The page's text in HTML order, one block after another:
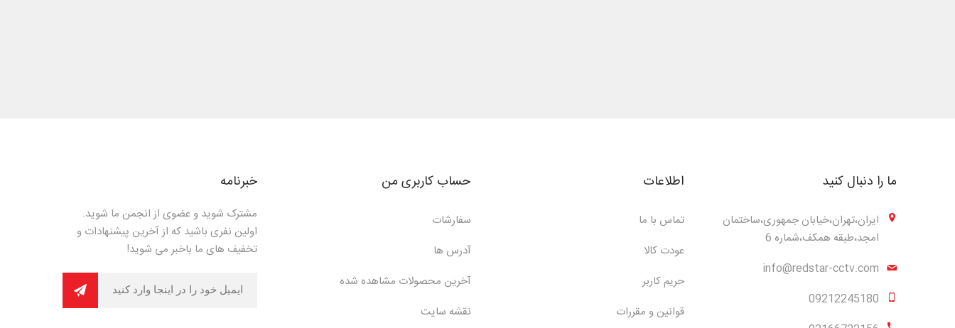
ما را دنبال کنید
ایران،تهران،خیابان جمهوری،ساختمان
امجد،طبقه همکف،شماره 6
info@redstar-cctv.com
09212245180
اطلاعات
تماس با ما
عودت کالا
حریم کاربر
قوانین و مقررات
حساب کاربری من
سفارشات
آدرس ها
آخرین محصولات مشاهده شده
نقشه سایت
خبرنامه
مشترک شوید و عضوی از انجمن ما شوید.
اولین نفری باشید که از آخرین پیشنهادات و
تخفیف های ما باخبر می شوید!